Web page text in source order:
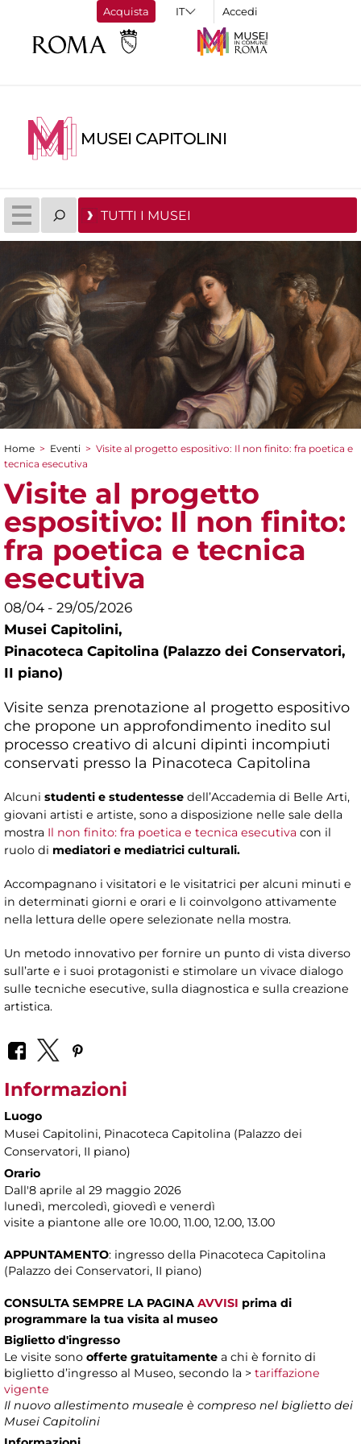
Acquista Accedi
MUSEI CAPITOLINI
TUTTI I MUSEI
Tu sei qui
Home > Eventi > Visite al progetto espositivo: Il non finito: fra poetica e
tecnica esecutiva
Visite al progetto
espositivo: Il non finito:
fra poetica e tecnica
esecutiva
08/04 - 29/05/2026
Musei Capitolini,
Pinacoteca Capitolina (Palazzo dei Conservatori,
II piano)
Visite senza prenotazione al progetto espositivo
che propone un approfondimento inedito sul
processo creativo di alcuni dipinti incompiuti
conservati presso la Pinacoteca Capitolina
Alcuni studenti e studentesse dell’Accademia di Belle Arti,
giovani artisti e artiste, sono a disposizione nelle sale della
mostra Il non finito: fra poetica e tecnica esecutiva con il
ruolo di mediatori e mediatrici culturali.
Accompagnano i visitatori e le visitatrici per alcuni minuti e
in determinati giorni e orari e li coinvolgono attivamente
nella lettura delle opere selezionate nella mostra.
Un metodo innovativo per fornire un punto di vista diverso
sull’arte e i suoi protagonisti e stimolare un vivace dialogo
sulle tecniche esecutive, sulla diagnostica e sulla creazione
artistica.
Informazioni
Luogo
Musei Capitolini, Pinacoteca Capitolina (Palazzo dei
Conservatori, II piano)
Orario
Dall'8 aprile al 29 maggio 2026
lunedì, mercoledì, giovedì e venerdì
visite a piantone alle ore 10.00, 11.00, 12.00, 13.00
APPUNTAMENTO: ingresso della Pinacoteca Capitolina
(Palazzo dei Conservatori, II piano)
CONSULTA SEMPRE LA PAGINA AVVISI prima di
programmare la tua visita al museo
Biglietto d'ingresso
Le visite sono offerte gratuitamente a chi è fornito di
biglietto d’ingresso al Museo, secondo la > tariffazione
vigente
Il nuovo allestimento museale è compreso nel biglietto dei
Musei Capitolini